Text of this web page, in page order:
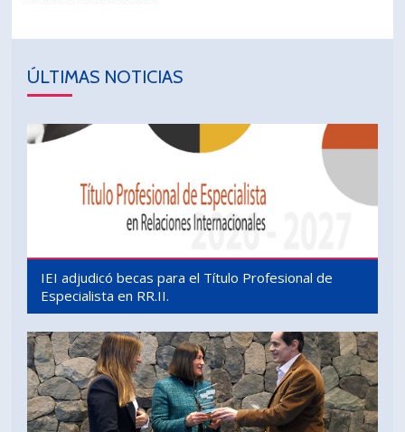
ÚLTIMAS NOTICIAS
IEI adjudicó becas para el Título Profesional de
Especialista en RR.II.